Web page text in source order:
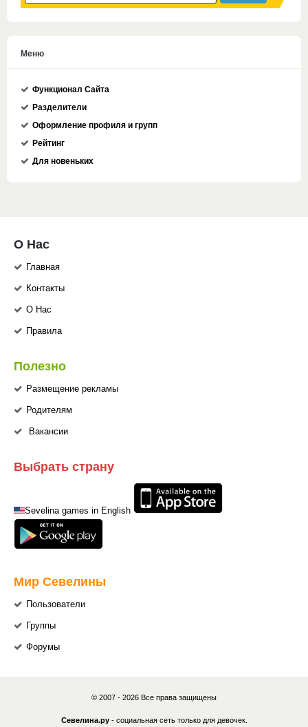
Меню
Функционал Сайта
Разделители
Оформление профиля и групп
Рейтинг
Для новеньких
О Нас
Главная
Контакты
О Нас
Правила
Полезно
Размещение рекламы
Родителям
Вакансии
Выбрать страну
Sevelina games in English
Мир Севелины
Пользователи
Группы
Форумы
© 2007 - 2026 Все права защищены
Севелина.ру- социальная сеть только для девочек.